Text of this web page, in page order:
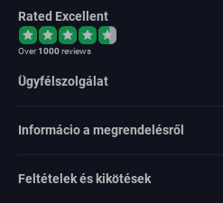
Rated Excellent
Over1000reviews
Ügyfélszolgálat
Informácio a megrendelésről
Feltételek és kikötések